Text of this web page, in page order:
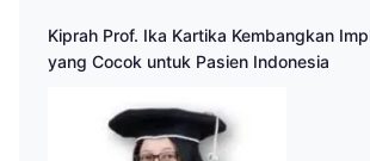
Kiprah Prof. Ika Kartika Kembangkan
yang Cocok untuk Pasien Indonesia